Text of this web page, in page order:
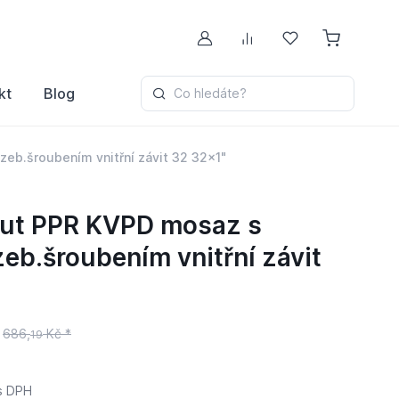
Můj účetPorovnávání
Oblíbené
Blog Co hledáte?
vnitřní závit 32 32x1"
PPR KVPD mosaz s
vnitřní závit
686,19Kč *
DPH